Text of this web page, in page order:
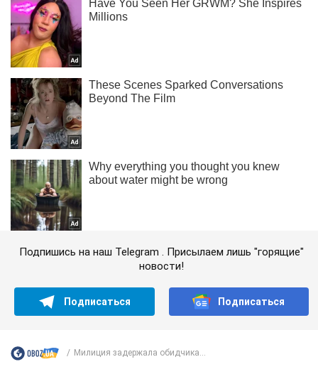
Подпишись на наш Telegram . Присылаем лишь "горящие"
новости!
Подписаться Подписаться
Милиция задержала обидчика...